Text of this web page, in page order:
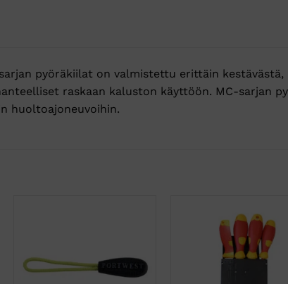
pyöräkiilat on valmistettu erittäin
raskaan kaluston käyttöön. MC-sarjan
huoltoajoneuvoihin.